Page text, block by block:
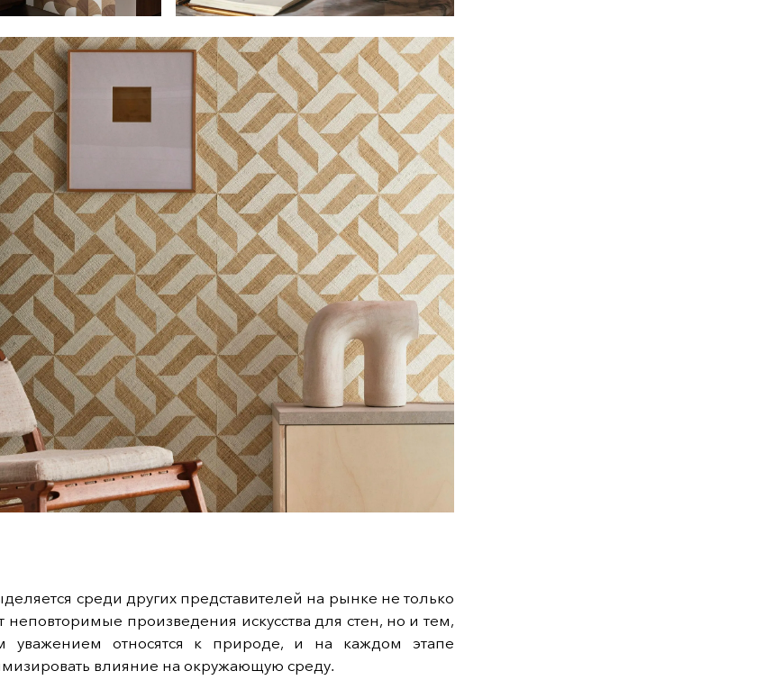
среди других представителей на рынке не только
неповторимые произведения искусства для стен, но и тем,
уважением относятся к природе, и на каждом этапе
влияние на окружающую среду.